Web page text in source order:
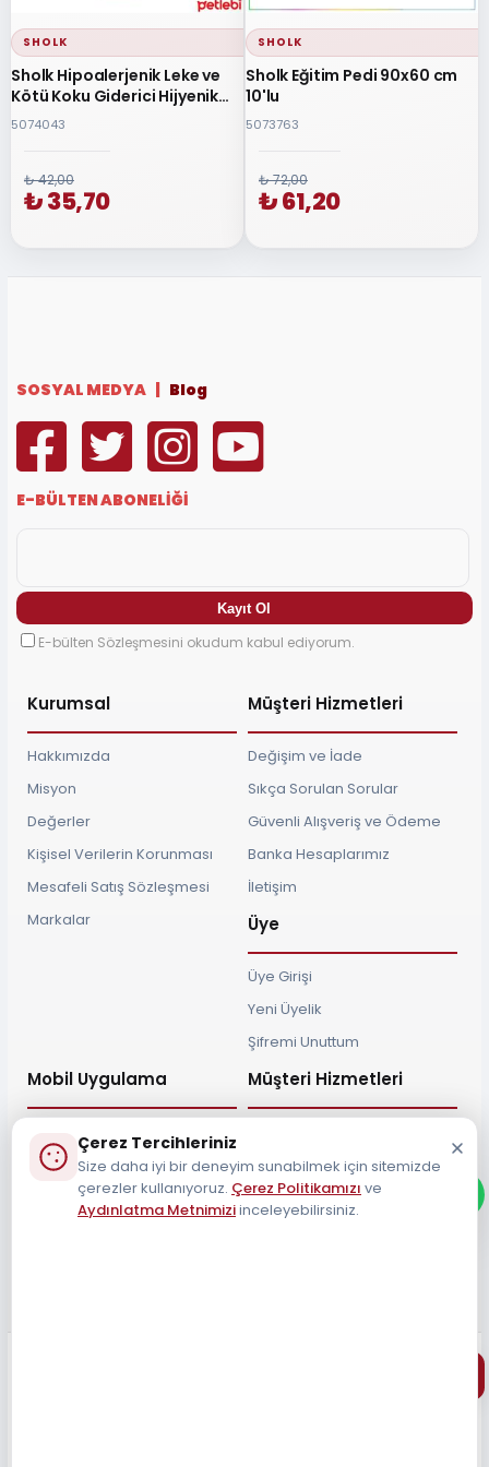
SHOLK
Sholk Hipoalerjenik Leke ve
Kötü Koku Giderici Hijyenik
Sprey Temizleyici 750ml
5074043
₺ 42,00
₺ 35,70
SHOLK
Sholk Eğitim Pedi 90x60 cm
10'lu
5073763
₺ 72,00
₺ 61,20
SOSYAL MEDYA | Blog
E-BÜLTEN ABONELİĞİ
E-bülten Sözleşmesini okudum kabul ediyorum.
Kurumsal
Hakkımızda
Misyon
Değerler
Kişisel Verilerin Korunması
Mesafeli Satış Sözleşmesi
Markalar
Müşteri Hizmetleri
Değişim ve İade
Sıkça Sorulan Sorular
Güvenli Alışveriş ve Ödeme
Banka Hesaplarımız
İletişim
Üye
Üye Girişi
Yeni Üyelik
Şifremi Unuttum
Mobil Uygulama Müşteri Hizmetleri
Müşteri Destek Hattı
Çerez Tercihleriniz
Size daha iyi bir deneyim sunabilmek için sitemizde
çerezler kullanıyoruz. Çerez Politikamızı ve
Aydınlatma Metnimiziinceleyebilirsiniz.